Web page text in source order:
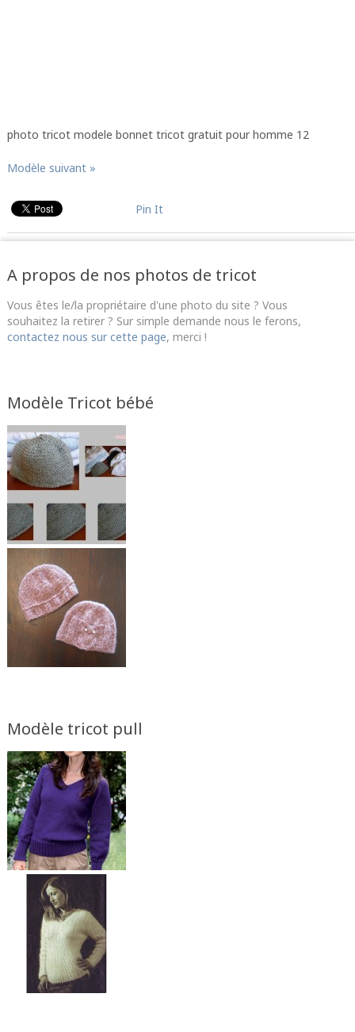
photo tricot modele bonnet tricot gratuit pour homme 12
Modèle suivant »
Pin It
A propos de nos photos de tricot
Vous êtes le/la propriétaire d'une photo du site ? Vous
souhaitez la retirer ? Sur simple demande nous le ferons,
contactez nous sur cette page, merci !
Modèle Tricot bébé
Modèle tricot pull